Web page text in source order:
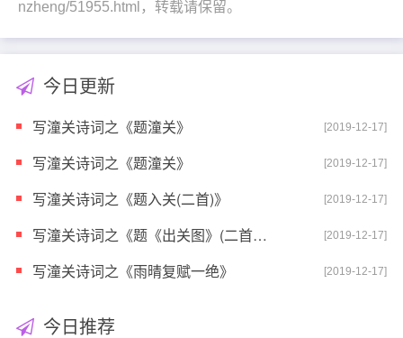
nzheng/51955.html，转载请保留。
今日更新
写潼关诗词之《题潼关》 [2019-12-17]
写潼关诗词之《题潼关》 [2019-12-17]
写潼关诗词之《题入关(二首)》 [2019-12-17]
写潼关诗词之《题《出关图》(二首选一)》 [2019-12-17]
写潼关诗词之《雨晴复赋一绝》 [2019-12-17]
今日推荐